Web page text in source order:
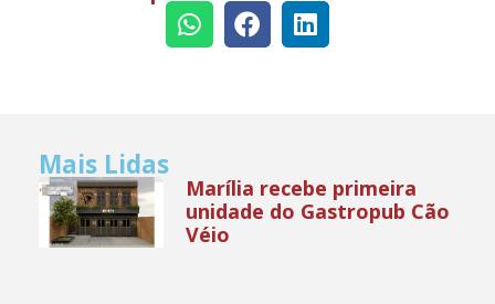
Mais Lidas
Marília recebe primeira
unidade do Gastropub Cão
Véio